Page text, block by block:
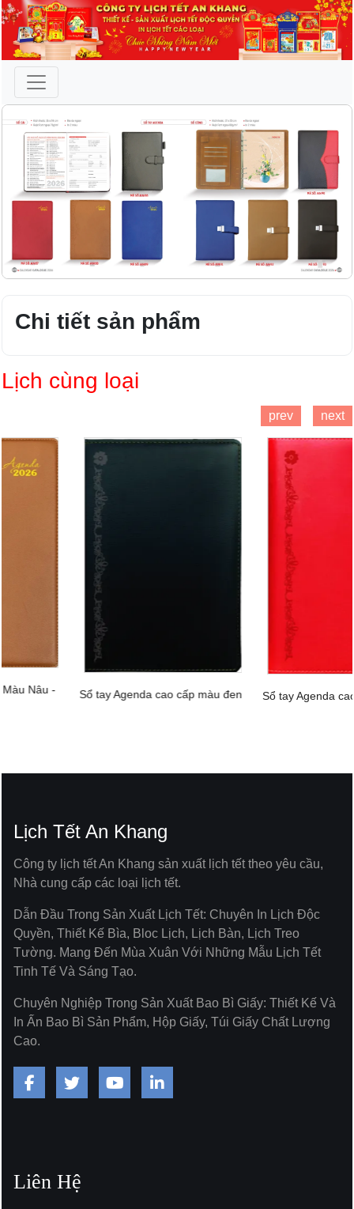
Chi tiết sản phẩm
Lịch cùng loại
Sổ tay Agenda cao cấp màu đen Sổ tay Agenda cao cấp màu đỏ
prev next
Lịch Tết An Khang
Công ty lịch tết An Khang sản xuất lịch tết theo yêu cầu,
Nhà cung cấp các loại lịch tết.
Dẫn Đầu Trong Sản Xuất Lịch Tết: Chuyên In Lịch Độc
Quyền, Thiết Kế Bìa, Bloc Lịch, Lịch Bàn, Lịch Treo
Tường. Mang Đến Mùa Xuân Với Những Mẫu Lịch Tết
Tinh Tế Và Sáng Tạo.
Chuyên Nghiệp Trong Sản Xuất Bao Bì Giấy: Thiết Kế Và
In Ấn Bao Bì Sản Phẩm, Hộp Giấy, Túi Giấy Chất Lượng
Cao.
Liên Hệ